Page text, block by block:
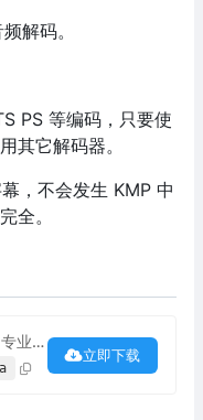
解码。
PS 等编码，只要使
其它解码器。
，不会发生 KMP 中
全。
PotPlayer 1.7.22980 正式版（专业的视频播放器）下载
立即下载